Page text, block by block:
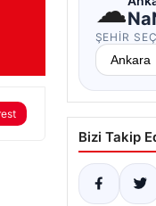
☁
ŞEHIR SEÇ
Bizi Takip